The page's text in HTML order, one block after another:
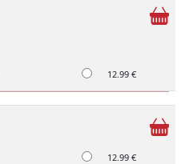
12.99 €
12.99 €